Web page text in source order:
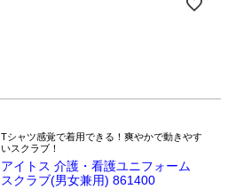
Tシャツ感覚で着用できる！爽やかで動きやす
いスクラブ！
アイトス 介護・看護ユニフォーム
スクラブ(男女兼用) 861400